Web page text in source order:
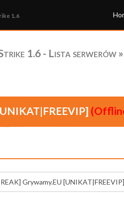
1.6
1.6 - Lista serwerów»
Grywamy.EU [UNIKAT|FREEVIP]